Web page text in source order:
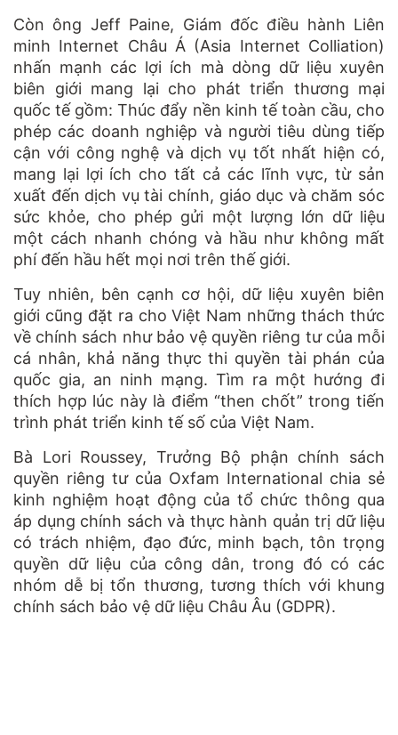
Còn ông Jeff Paine, Giám đốc điều hành Liên
minh Internet Châu Á (Asia Internet Colliation)
nhấn mạnh các lợi ích mà dòng dữ liệu xuyên
biên giới mang lại cho phát triển thương mại
quốc tế gồm: Thúc đẩy nền kinh tế toàn cầu, cho
phép các doanh nghiệp và người tiêu dùng tiếp
cận với công nghệ và dịch vụ tốt nhất hiện có,
mang lại lợi ích cho tất cả các lĩnh vực, từ sản
xuất đến dịch vụ tài chính, giáo dục và chăm sóc
sức khỏe, cho phép gửi một lượng lớn dữ liệu
một cách nhanh chóng và hầu như không mất
phí đến hầu hết mọi nơi trên thế giới.
Tuy nhiên, bên cạnh cơ hội, dữ liệu xuyên biên
giới cũng đặt ra cho Việt Nam những thách thức
về chính sách như bảo vệ quyền riêng tư của mỗi
cá nhân, khả năng thực thi quyền tài phán của
quốc gia, an ninh mạng. Tìm ra một hướng đi
thích hợp lúc này là điểm “then chốt” trong tiến
trình phát triển kinh tế số của Việt Nam.
Bà Lori Roussey, Trưởng Bộ phận chính sách
quyền riêng tư của Oxfam International chia sẻ
kinh nghiệm hoạt động của tổ chức thông qua
áp dụng chính sách và thực hành quản trị dữ liệu
có trách nhiệm, đạo đức, minh bạch, tôn trọng
quyền dữ liệu của công dân, trong đó có các
nhóm dễ bị tổn thương, tương thích với khung
chính sách bảo vệ dữ liệu Châu Âu (GDPR).